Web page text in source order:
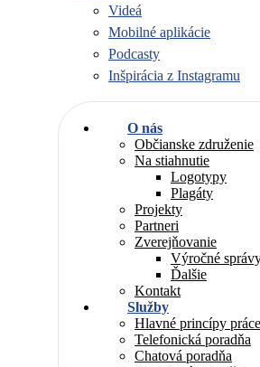
Videá
Mobilné aplikácie
Podcasty
Inšpirácia z Instagramu
O nás
Občianske združenie
Na stiahnutie
Logotypy
Plagáty
Projekty
Partneri
Zverejňovanie
Výročné
Ďalšie
Kontakt
Služby
Hlavné princípy práce
Telefonická poradňa
Chatová poradňa